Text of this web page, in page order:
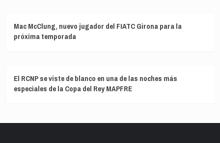
Mac McClung, nuevo jugador del FIATC Girona para la
próxima temporada
El RCNP se viste de blanco en una de las noches más
especiales de la Copa del Rey MAPFRE